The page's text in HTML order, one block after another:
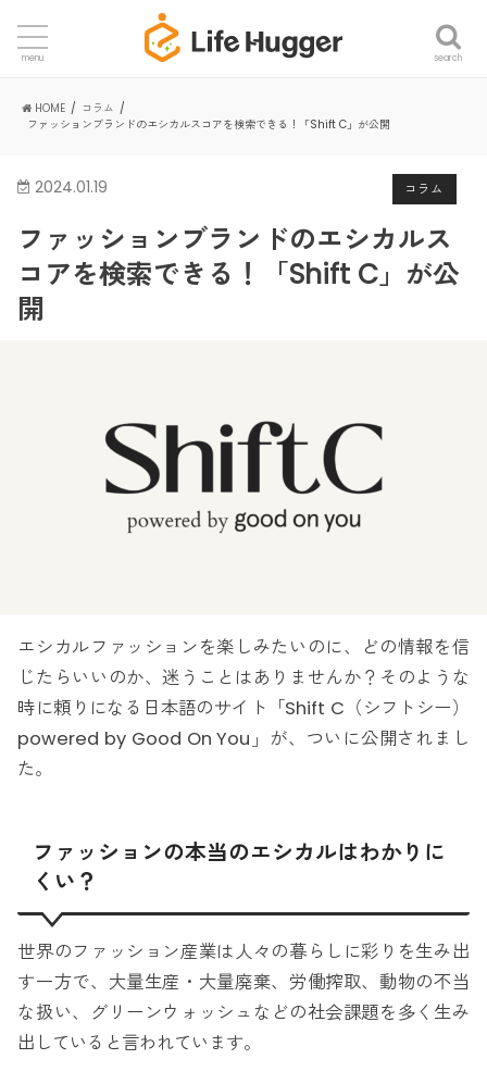
search
menu
HOME
コラム
ファッションブランドのエシカルスコアを検索できる！「Shift C」が公開
コラム
2024.01.19
ファッションブランドのエシカルス
コアを検索できる！「Shift C」が公
開
エシカルファッションを楽しみたいのに、どの情報を信
じたらいいのか、迷うことはありませんか？そのような
時に頼りになる日本語のサイト「Shift C（シフトシー）
powered by Good On You」が、ついに公開されまし
た。
ファッションの本当のエシカルはわかりに
くい？
世界のファッション産業は人々の暮らしに彩りを生み出
す一方で、大量生産・大量廃棄、労働搾取、動物の不当
な扱い、グリーンウォッシュなどの社会課題を多く生み
出していると言われています。